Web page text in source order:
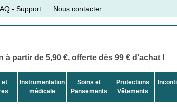
- Support Nous contacter
à partir de 5,90 €, offerte dès 99 € d'achat !
et
Instrumentation
médicale
Soins et
Pansements
Protections
Vêtements